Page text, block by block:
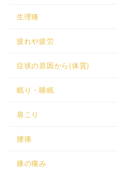
生理痛
疲れや疲労
症状の原因から(体質)
眠り・睡眠
肩こり
腰痛
膝の痛み